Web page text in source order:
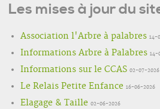
Les mises à jour du
Association l'Arbre à palabres 14-
Informations Arbre à Palabres 14-
Informations sur le CCAS 02-07-2026
Le Relais Petite Enfance 16-06-2026
Elagage & Taille 02-06-2026